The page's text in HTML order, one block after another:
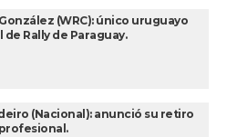
(WRC): único uruguayo
de Rally de Paraguay.
(Nacional): anunció su retiro